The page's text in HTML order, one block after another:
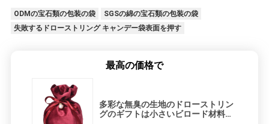
ODMの宝石類の包装の袋
SGSの綿の宝石類の包装の袋
失敗するドローストリング キャンデー袋表面を押す
最高の価格で
多彩な無臭の生地のドローストリン
グのギフトは小さいビロード材料を